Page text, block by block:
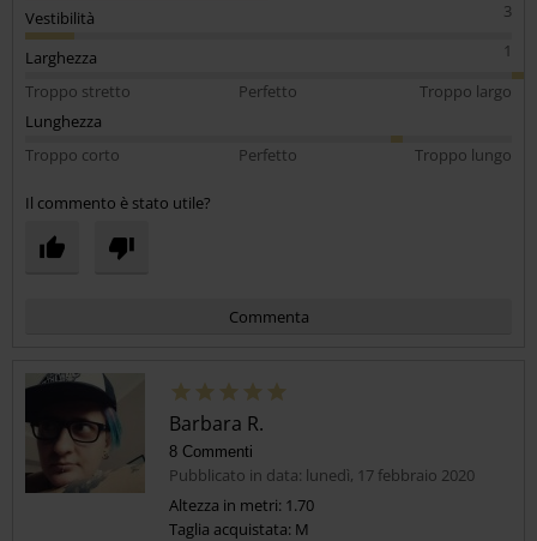
3
Vestibilità
1
Larghezza
Troppo stretto
Perfetto
Troppo largo
Lunghezza
Troppo corto
Perfetto Troppo lungo
Il commento è stato utile?
Commenta
Barbara R.
8 Commenti
Pubblicato in data: lunedì, 17 febbraio 2020
Altezza in metri: 1.70
Taglia acquistata: M